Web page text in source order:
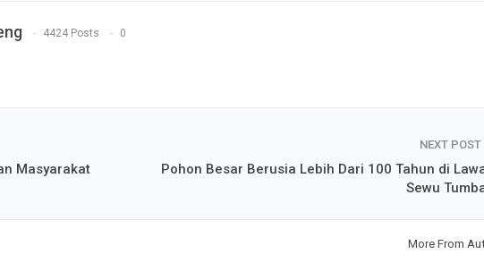
4424 Posts 0
Masyarakat
NEXT POST
Pohon Besar Berusia Lebih Dari 100 Tahun di
Sewu
More From